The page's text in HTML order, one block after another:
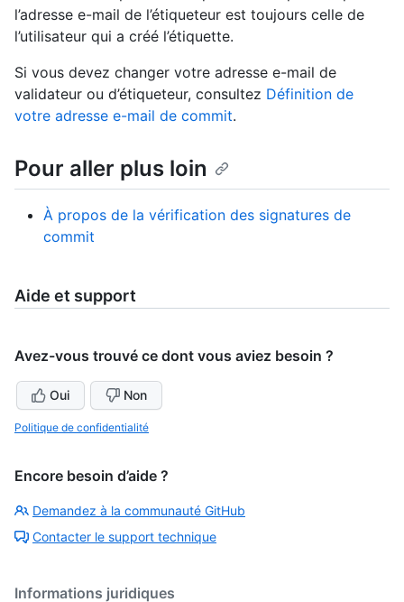
l’adresse e-mail de l’étiqueteur est toujours celle de
l’utilisateur qui a créé l’étiquette.
Si vous devez changer votre adresse e-mail de
validateur ou d’étiqueteur, consultez Définition de
votre adresse e-mail de commit.
Pour aller plus loin
À propos de la vérification des signatures de
commit
Aide et support
Avez-vous trouvé ce dont vous aviez besoin ?
Oui Non
Politique de confidentialité
Encore besoin d’aide ?
Demandez à la communauté GitHub
Contacter le support technique
Informations juridiques